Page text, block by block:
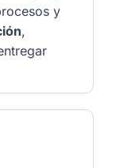
y
,